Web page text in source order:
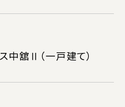
中舘Ⅱ（一戸建て）